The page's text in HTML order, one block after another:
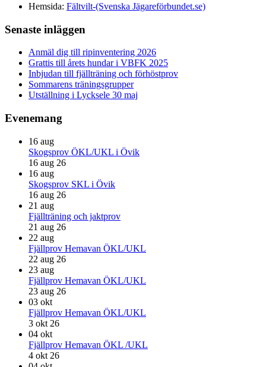
Hemsida: Fältvilt-(Svenska Jägareförbundet.se)
Primärt
sidofält
Senaste inläggen
Anmäl dig till ripinventering 2026
Grattis till årets hundar i VBFK 2025
Inbjudan till fjällträning och förhöstprov
Sommarens träningsgrupper
Utställning i Lycksele 30 maj
Evenemang
16 aug
Skogsprov ÖKL/UKL i Övik
16 aug 26
16 aug
Skogsprov SKL i Övik
16 aug 26
21 aug
Fjällträning och jaktprov
21 aug 26
22 aug
Fjällprov Hemavan ÖKL/UKL
22 aug 26
23 aug
Fjällprov Hemavan ÖKL/UKL
23 aug 26
03 okt
Fjällprov Hemavan ÖKL/UKL
3 okt 26
04 okt
Fjällprov Hemavan ÖKL /UKL
4 okt 26